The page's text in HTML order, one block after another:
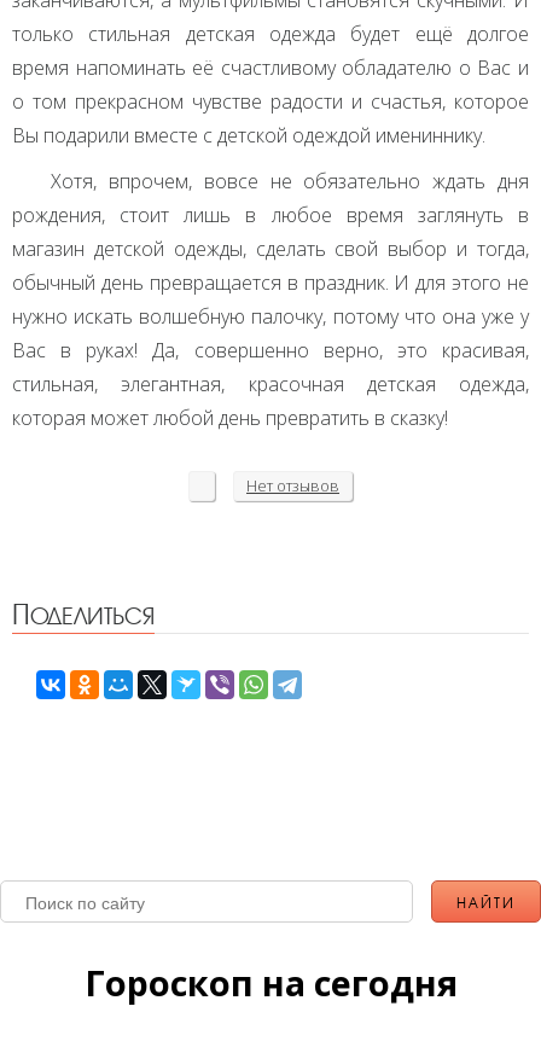
только стильная детская одежда будет ещё долгое
время напоминать её счастливому обладателю о Вас и
о том прекрасном чувстве радости и счастья, которое
Вы подарили вместе с детской одеждой имениннику.
Хотя, впрочем, вовсе не обязательно ждать дня
рождения, стоит лишь в любое время заглянуть в
магазин детской одежды, сделать свой выбор и тогда,
обычный день превращается в праздник. И для этого не
нужно искать волшебную палочку, потому что она уже у
Вас в руках! Да, совершенно верно, это красивая,
стильная, элегантная, красочная детская одежда,
которая может любой день превратить в сказку!
Нет отзывов
Поделиться
Гороскоп на сегодня